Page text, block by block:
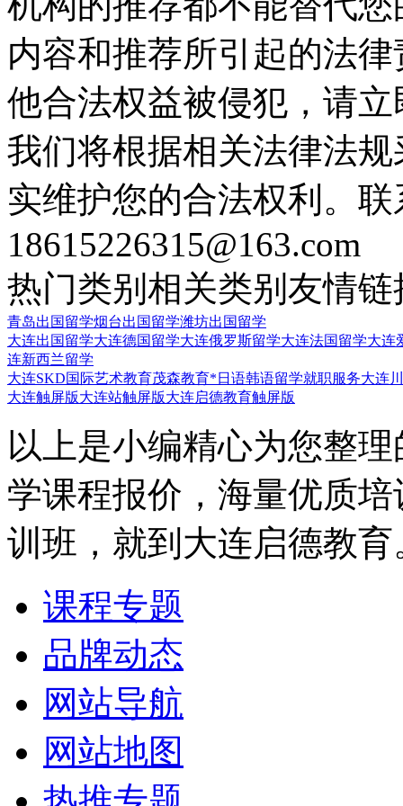
内容和推荐所引起的法
他合法权益被侵犯，请
我们将根据相关法律法
实维护您的合法权利。
18615226315@163.com
热门类别 相关类别 友情链
青岛出国留学烟台出国留学潍坊出国留学
大连出国留学大连德国留学大连俄罗斯留学大连法国留学大连
连新西兰留学
大连SKD国际艺术教育茂森教育*日语韩语留学就职服务大连
大连触屏版大连站触屏版大连启德教育触屏版
以上是小编精心为您整
学课程报价，海量优质
训班，就到大连启德教育
课程专题
品牌动态
网站导航
网站地图